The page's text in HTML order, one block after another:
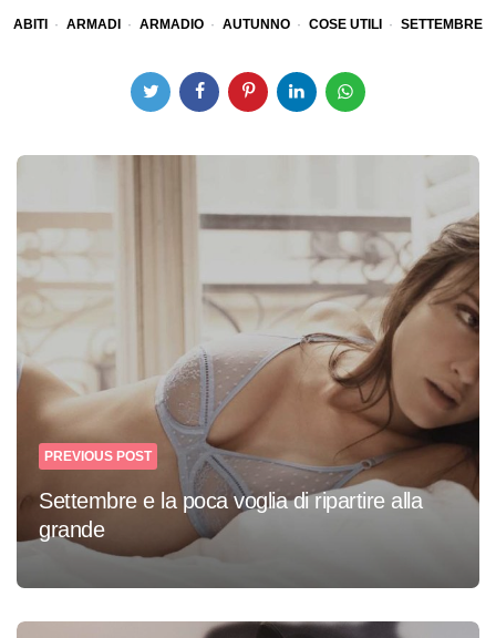
ABITI ARMADI ARMADIO AUTUNNO COSE UTILI SETTEMBRE
Post
navigation
PREVIOUS POST
Settembre e la poca voglia di ripartire alla
grande